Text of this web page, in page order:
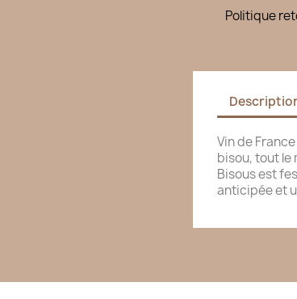
Politique
Vin de
bisou, tout le
Bisous est
anticipée et